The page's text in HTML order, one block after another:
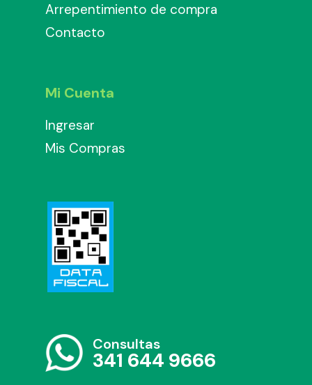
Arrepentimiento de compra
Contacto
Mi Cuenta
Ingresar
Mis Compras
Consultas
341 644 9666